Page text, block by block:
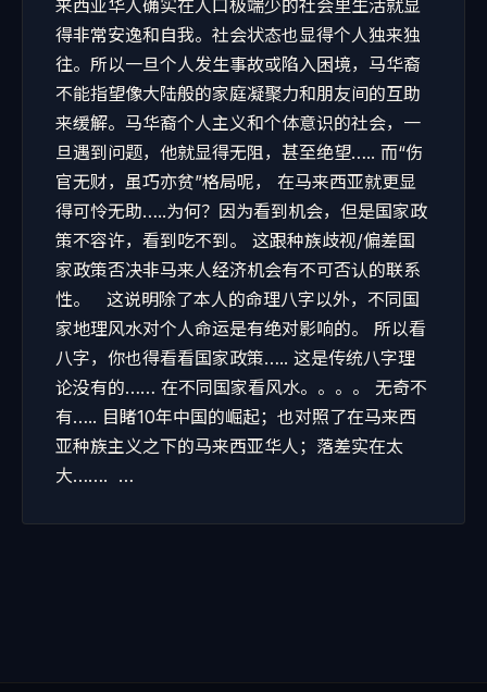
来西亚华人确实在人口极端少的社会里生活就显
得非常安逸和自我。社会状态也显得个人独来独
往。所以一旦个人发生事故或陷入困境，马华裔
不能指望像大陆般的家庭凝聚力和朋友间的互助
来缓解。马华裔个人主义和个体意识的社会，一
旦遇到问题，他就显得无阻，甚至绝望….. 而“伤
官无财，虽巧亦贫”格局呢， 在马来西亚就更显
得可怜无助…..为何？因为看到机会，但是国家政
策不容许，看到吃不到。 这跟种族歧视/偏差国
家政策否决非马来人经济机会有不可否认的联系
性。 这说明除了本人的命理八字以外，不同国
家地理风水对个人命运是有绝对影响的。 所以看
八字，你也得看看国家政策….. 这是传统八字理
论没有的…… 在不同国家看风水。。。。 无奇不
有….. 目睹10年中国的崛起；也对照了在马来西
亚种族主义之下的马来西亚华人；落差实在太
大……. …